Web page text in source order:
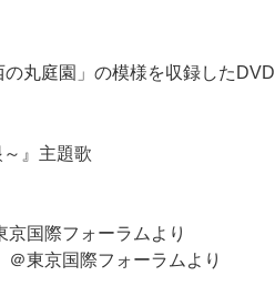
丸庭園」の模様を収録したDVD
』主題歌
国際フォーラムより
東京国際フォーラムより